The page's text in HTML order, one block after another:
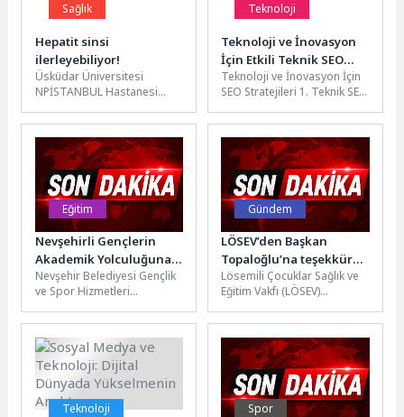
Sağlık
Hepatit sinsi
ilerleyebiliyor!
Üsküdar Üniversitesi
NPİSTANBUL Hastanesi
Klinik Mikrobiyoloji Uzmanı
Dr. Dilek Leyla Mamçu,
hepatitin...
Teknoloji
Teknoloji ve İnovasyon
İçin Etkili Teknik SEO
Stratejileri
Teknoloji ve İnovasyon İçin
SEO Stratejileri 1. Teknik SEO
web...
Eğitim
Nevşehirli Gençlerin
Akademik Yolculuğuna
Işık Tutuyoruz
Nevşehir Belediyesi Gençlik
ve Spor Hizmetleri
faaliyet gösteren Gönüllü
Eğitim Merkezi, 2026 yılı...
Gündem
LÖSEV’den Başkan
Topaloğlu’na teşekkür
ziyareti
Lösemili Çocuklar Sağlık ve
Eğitim Vakfı (LÖSEV)
Sorumlusu Sevcan Sinoplu
ile Kurumsal Halkla...
Teknoloji Spor